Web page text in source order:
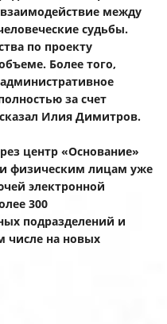
между
судьбы.
по проекту
Более того,
за счет
Илия Димитров.
центр «Основание»
физическим лицам уже
электронной
300
подразделений и
числе на новых